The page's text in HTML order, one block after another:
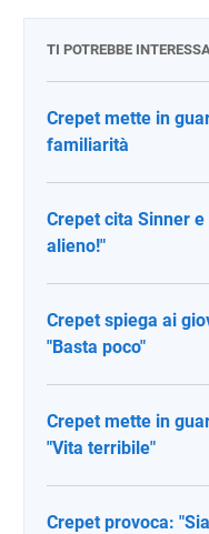
TI POTREBBE
Crepet mette in
familiarità
Crepet cita Sinner
alieno!"
Crepet spiega ai
"Basta poco"
Crepet mette in
"Vita terribile"
Crepet provoca: